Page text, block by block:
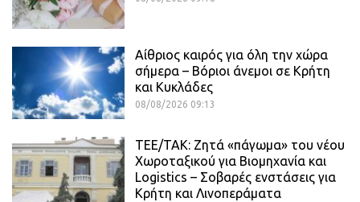
Αίθριος καιρός για όλη την χώρα
σήμερα – Βόριοι άνεμοι σε Κρήτη
και Κυκλάδες
08/08/2026 09:13
ΤΕΕ/ΤΑΚ: Ζητά «πάγωμα» του νέου
Χωροταξικού για Βιομηχανία και
Logistics – Σοβαρές ενστάσεις για
Κρήτη και Λινοπεράματα